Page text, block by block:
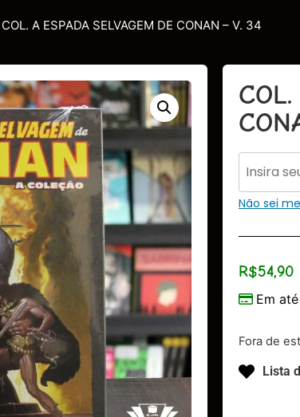
COL. A ESPADA SELVAGEM DE CONAN – V. 34
Não sei
R$54,90
Em
Fora de
Lista